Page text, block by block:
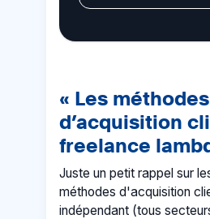
« Les méthodes
d’acquisition
freelance
Juste un petit rappel sur
méthodes d'acquisition
indépendant (tous